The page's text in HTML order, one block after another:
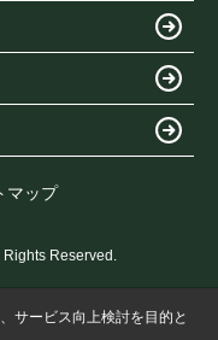
マップ
Reserved.
サービス向上検討を目的と